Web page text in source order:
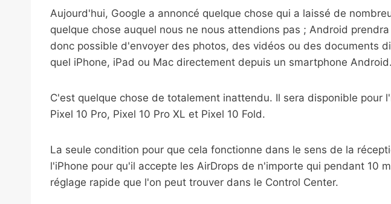
Aujourd'hui, Google a annoncé quelque chose qui a laissé de
quelque chose auquel nous ne nous attendions pas ; Android
donc possible d'envoyer des photos, des vidéos ou des documents
quel iPhone, iPad ou Mac directement depuis un smartphone Android.
C'est quelque chose de totalement inattendu. Il sera disponible pour
Pixel 10 Pro, Pixel 10 Pro XL et Pixel 10 Fold.
La seule condition pour que cela fonctionne dans le sens de la
l'iPhone pour qu'il accepte les AirDrops de n'importe qui pendant 10
réglage rapide que l'on peut trouver dans le Control Center.